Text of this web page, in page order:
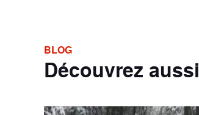
BLOG
Découvrez aussi